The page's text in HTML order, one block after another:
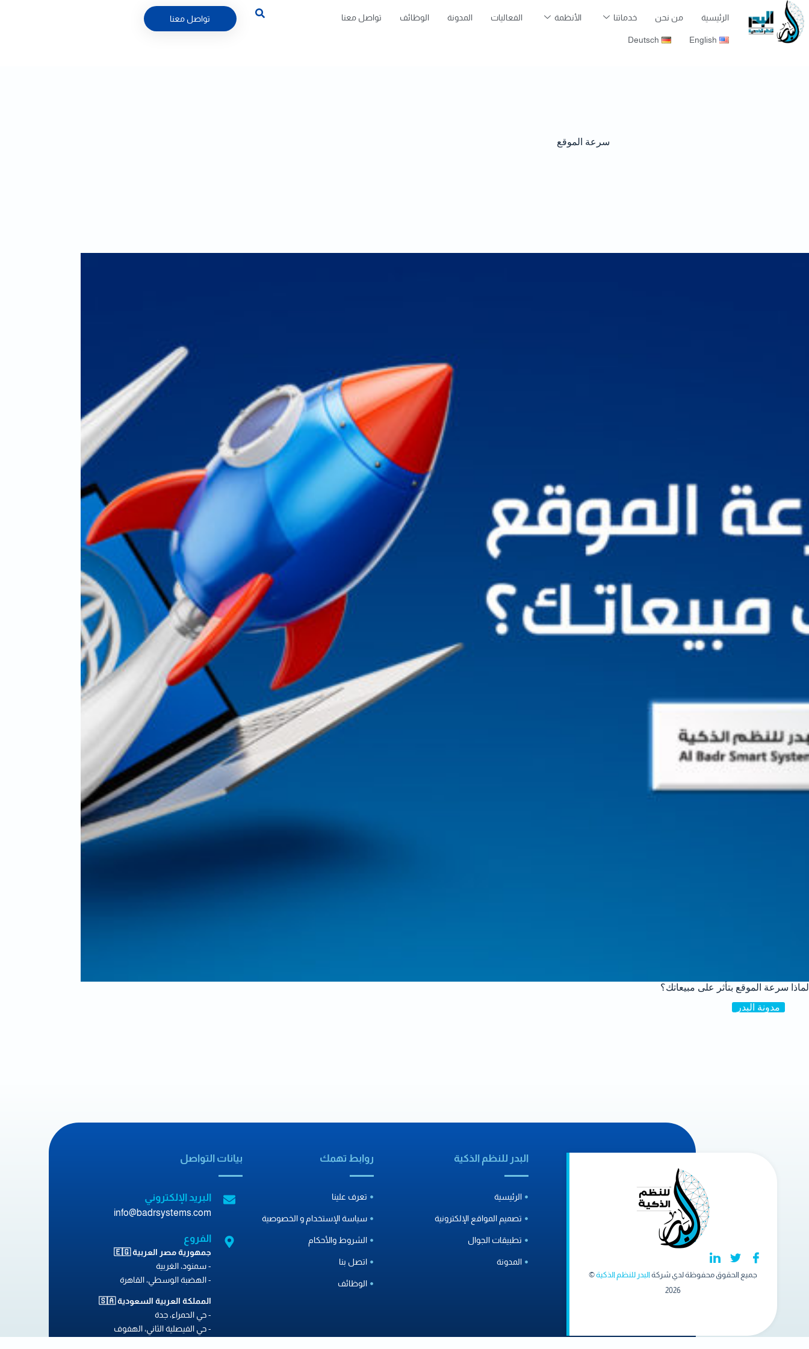
الرئيسية من نحن خدماتنا الأنظمة الفعاليات المدونة الوظائف تواصل معنا
English
Deutsch
تواصل معنا
سرعة الموقع
لماذا سرعة الموقع بتأثر على مبيعاتك؟
مدونة البدر
جميع الحقوق محفوظة لدي شركة البدر للنظم الذكية©
2026
البدر للنظم الذكية
الرئيسية
تصميم المواقع الإلكترونية
تطبيقات الجوال
المدونة
روابط تهمك
تعرف علينا
سياسة الإستخدام و الخصوصية
الشروط والأحكام
اتصل بنا
الوظائف
بيانات التواصل
البريد الإلكتروني
info@badrsystems.com
الفروع
جمهورية مصر العربية 🇪🇬
- سمنود، الغربية
- الهضبة الوسطي، القاهرة
المملكة العربية السعودية 🇸🇦
- حي الحمراء، جدة
- حي الفيصلية الثاني، الهفوف